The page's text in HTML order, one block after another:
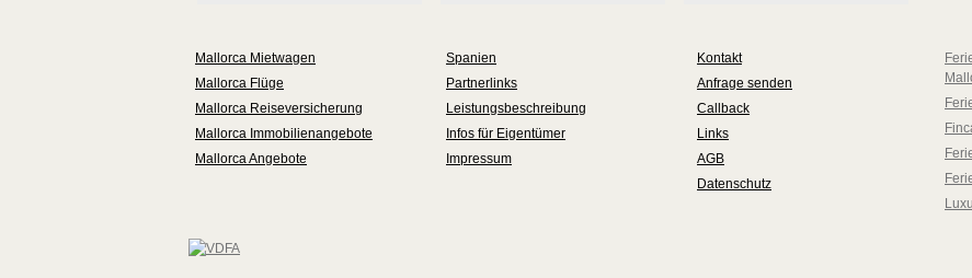
Mallorca Mietwagen
Mallorca Flüge
Mallorca Reiseversicherung
Mallorca Immobilienangebote
Mallorca Angebote
Spanien
Partnerlinks
Leistungsbeschreibung
Infos für Eigentümer
Impressum
Kontakt
Anfrage senden
Callback
Links
AGB
Datenschutz